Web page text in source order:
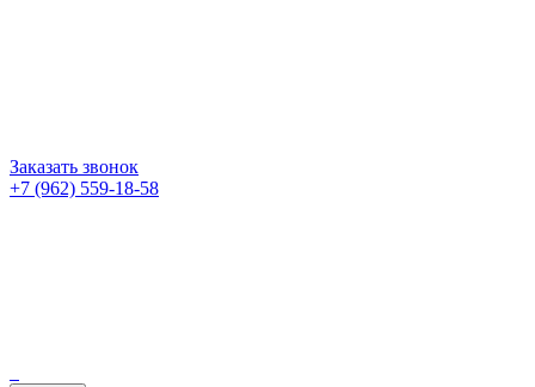
Заказать звонок
+7 (962) 559-18-58